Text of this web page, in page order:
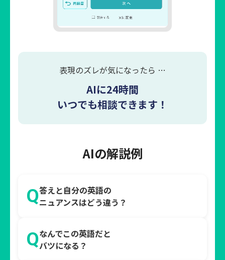
表現のズレが気になったら …
AIに24時間
いつでも相談できます！
AIの解説例
Q答えと自分の英語の
ニュアンスはどう違う？
Qなんでこの英語だと
バツになる？